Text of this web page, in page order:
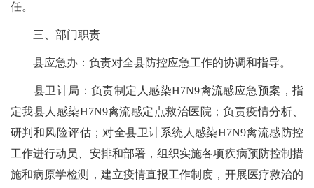
任。
三、部门职责
县应急办：负责对全县防控应急工作的协调和指导。
县卫计局：负责制定人感染H7N9禽流感应急预案，指
定我县人感染H7N9禽流感定点救治医院；负责疫情分析、
研判和风险评估；对全县卫计系统人感染H7N9禽流感防控
工作进行动员、安排和部署，组织实施各项疾病预防控制措
施和病原学检测，建立疫情直报工作制度，开展医疗救治的